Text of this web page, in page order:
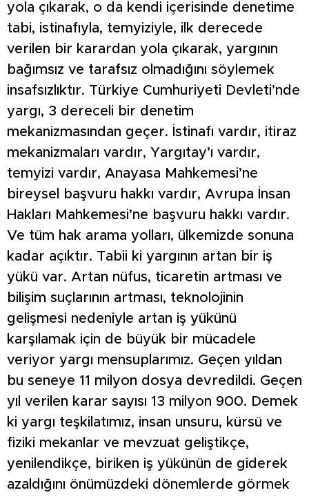
yola çıkarak, o da kendi içerisinde denetime
tabi, istinafıyla, temyiziyle, ilk derecede
verilen bir karardan yola çıkarak, yargının
bağımsız ve tarafsız olmadığını söylemek
insafsızlıktır. Türkiye Cumhuriyeti Devleti’nde
yargı, 3 dereceli bir denetim
mekanizmasından geçer. İstinafı vardır, itiraz
mekanizmaları vardır, Yargıtay’ı vardır,
temyizi vardır, Anayasa Mahkemesi’ne
bireysel başvuru hakkı vardır, Avrupa İnsan
Hakları Mahkemesi’ne başvuru hakkı vardır.
Ve tüm hak arama yolları, ülkemizde sonuna
kadar açıktır. Tabii ki yargının artan bir iş
yükü var. Artan nüfus, ticaretin artması ve
bilişim suçlarının artması, teknolojinin
gelişmesi nedeniyle artan iş yükünü
karşılamak için de büyük bir mücadele
veriyor yargı mensuplarımız. Geçen yıldan
bu seneye 11 milyon dosya devredildi. Geçen
yıl verilen karar sayısı 13 milyon 900. Demek
ki yargı teşkilatımız, insan unsuru, kürsü ve
fiziki mekanlar ve mevzuat geliştikçe,
yenilendikçe, biriken iş yükünün de giderek
azaldığını önümüzdeki dönemlerde görmek